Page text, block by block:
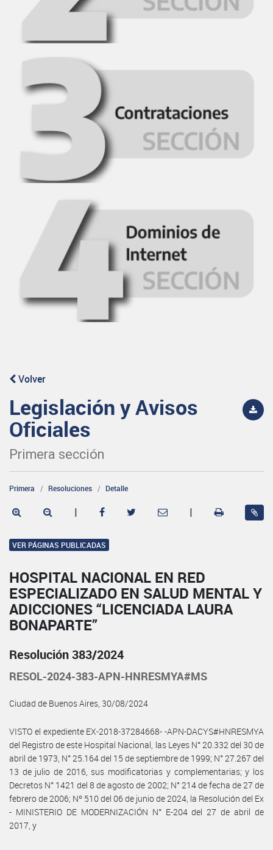
Volver
Legislación y Avisos
Oficiales
Primera sección
Primera Resoluciones Detalle
| |
VER PÁGINAS PUBLICADAS
HOSPITAL NACIONAL EN RED
ESPECIALIZADO EN SALUD MENTAL Y
ADICCIONES “LICENCIADA LAURA
BONAPARTE”
Resolución 383/2024
RESOL-2024-383-APN-HNRESMYA#MS
Ciudad de Buenos Aires, 30/08/2024
VISTO el expediente EX-2018-37284668- -APN-DACYS#HNRESMYA
del Registro de este Hospital Nacional, las Leyes N° 20.332 del 30 de
abril de 1973, N° 25.164 del 15 de septiembre de 1999; N° 27.267 del
13 de julio de 2016, sus modificatorias y complementarias; y los
Decretos N° 1421 del 8 de agosto de 2002; N° 214 de fecha de 27 de
febrero de 2006; Nº 510 del 06 de junio de 2024, la Resolución del Ex
- MINISTERIO DE MODERNIZACIÓN N° E-204 del 27 de abril de
2017, y